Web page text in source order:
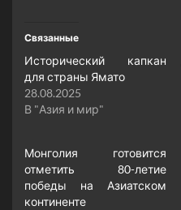
Связанные
Исторический капкан
для страны Ямато
28.08.2025
В "Азия и мир"
Монголия готовится
отметить 80-летие
победы на Азиатском
континенте